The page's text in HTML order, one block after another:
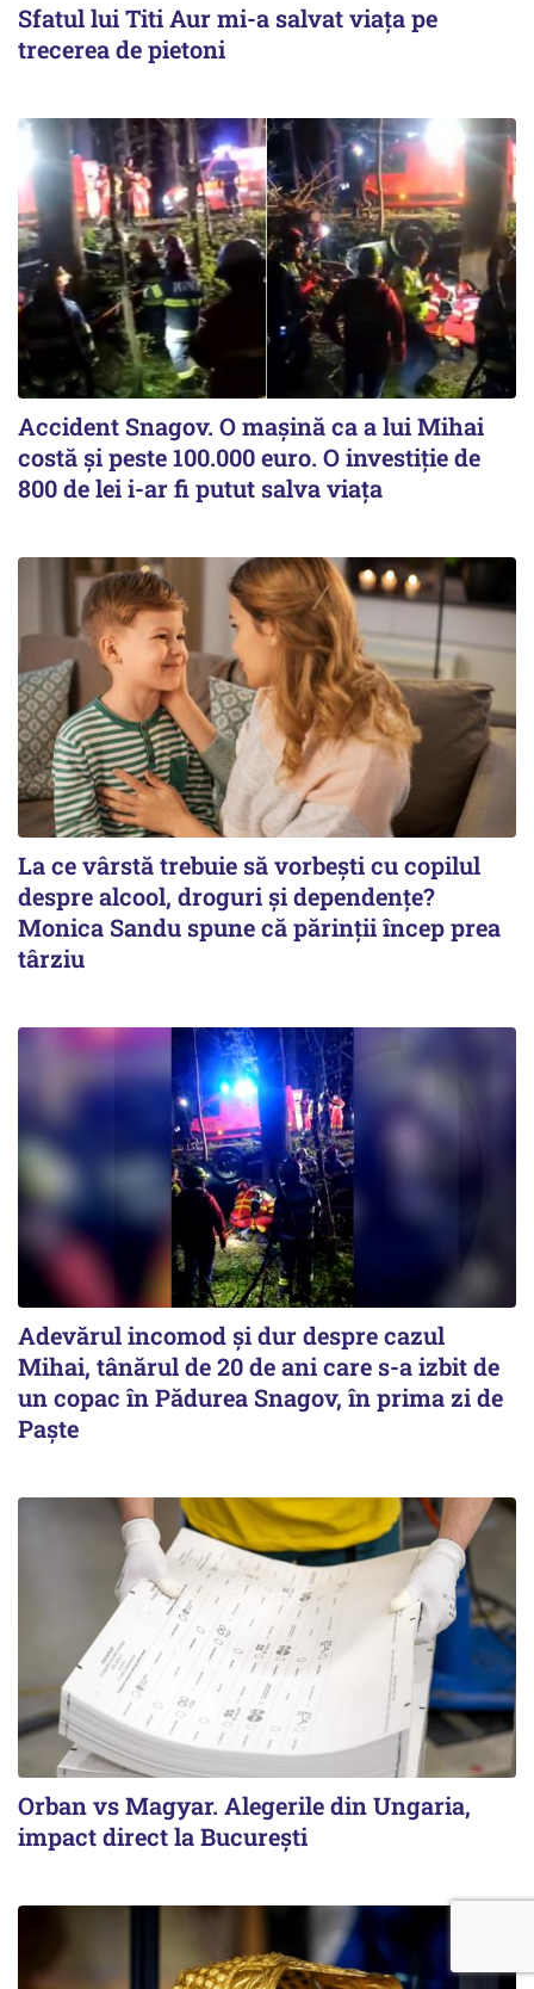
Sfatul lui Titi Aur mi-a salvat viaţa pe
trecerea de pietoni
Accident Snagov. O mașină ca a lui Mihai
costă și peste 100.000 euro. O investiție de
800 de lei i-ar fi putut salva viața
La ce vârstă trebuie să vorbești cu copilul
despre alcool, droguri și dependențe?
Monica Sandu spune că părinții încep prea
târziu
Adevărul incomod și dur despre cazul
Mihai, tânărul de 20 de ani care s-a izbit de
un copac în Pădurea Snagov, în prima zi de
Paște
Orban vs Magyar. Alegerile din Ungaria,
impact direct la Bucureşti